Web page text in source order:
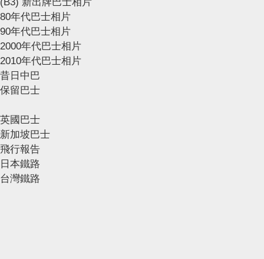
80年代巴士相片
90年代巴士相片
2000年代巴士相片
2010年代巴士相片
昔日中巴
保留巴士
英國巴士
新加坡巴士
飛行報告
日本鐵路
台灣鐵路